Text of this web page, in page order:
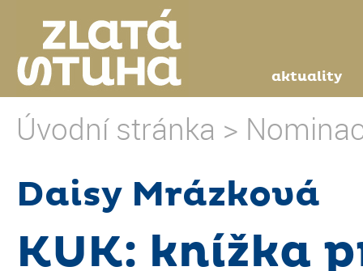
aktuality
Úvodní stránka >
Daisy Mrázková
KUK: knížka